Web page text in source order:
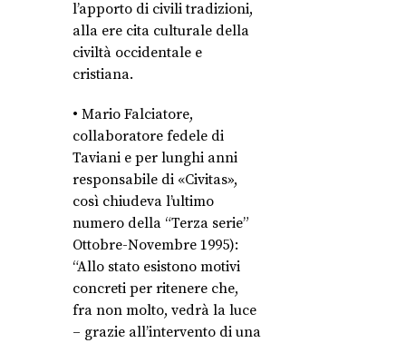
l’apporto di civili tradizioni,
alla ere cita culturale della
civiltà occidentale e
cristiana.
• Mario Falciatore,
collaboratore fedele di
Taviani e per lunghi anni
responsabile di «Civitas»,
così chiudeva l’ultimo
numero della “Terza serie”
Ottobre-Novembre 1995):
“Allo stato esistono motivi
concreti per ritenere che,
fra non molto, vedrà la luce
– grazie all’intervento di una